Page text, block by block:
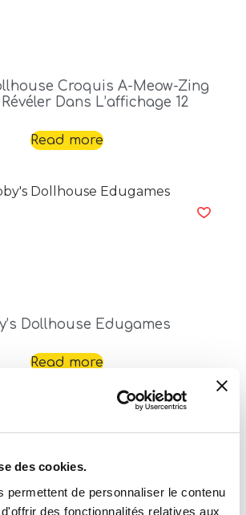
des cookies.
permettent de personnaliser le contenu
des fonctionnalités relatives aux
Croquis A-Meow-Zing
Dans L’affichage 12
Read more
Dollhouse Edugames
Read more